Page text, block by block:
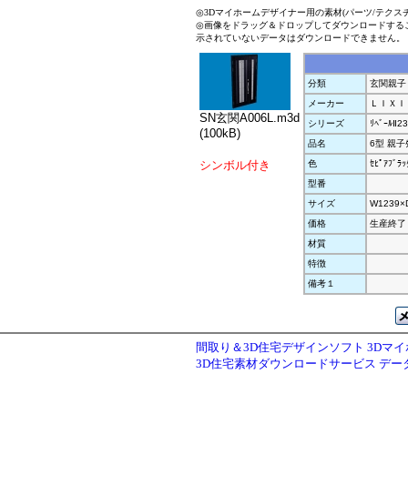
◎3Dマイホームデザイナー用の素材(パーツ/テクス
◎画像をドラッグ＆ドロップしてダウンロードす
示されていないデータはダウンロードできません。
SN玄関A006L.m3d
(100kB)
シンボル付き
分類
玄関親子
メーカー
ＬＩＸ
シリーズ
ﾘﾍﾞｰﾙⅡ23
品名
6型 親子
色
ｾﾋﾟｱﾌﾞﾗｯ
型番
サイズ
価格
生産終了
材質
特徴
備考１
間取り＆3D住宅デザインソフト 3Dマ
3D住宅素材ダウンロードサービス デー